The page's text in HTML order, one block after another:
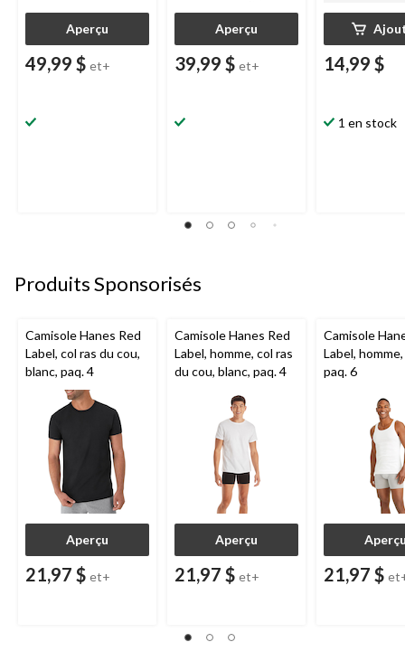
Aperçu
49,99 $ et+
Aperçu
39,99 $ et+ 14,99 $
1 en stock
Produits Sponsorisés
Camisole Hanes Red
Label, col ras du cou,
blanc, paq. 4
Aperçu
21,97 $ et+
Camisole Hanes Red
Label, homme, col ras
du cou, blanc, paq. 4
Aperçu
21,97 $ et+
Camisole
Label,
paq. 6
21,97 $